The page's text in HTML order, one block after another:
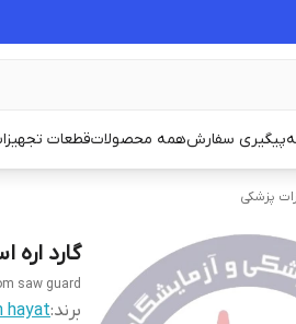
پیگیری سفارشهمه محصولاتقطعات
پزشکی
گارد اره
saw guard
برند:hayat